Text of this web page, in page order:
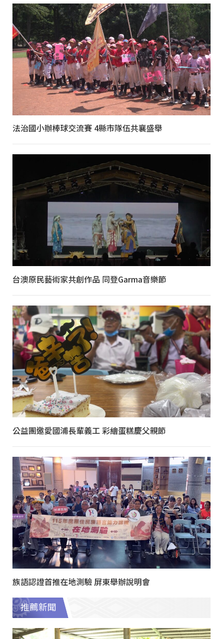
法治國小辦棒球交流賽 4縣市隊伍共襄盛舉
台澳原民藝術家共創作品 同登Garma音樂節
公益團邀愛國浦長輩義工 彩繪蛋糕慶父親節
族語認證首推在地測驗 屏東舉辦說明會
推薦新聞